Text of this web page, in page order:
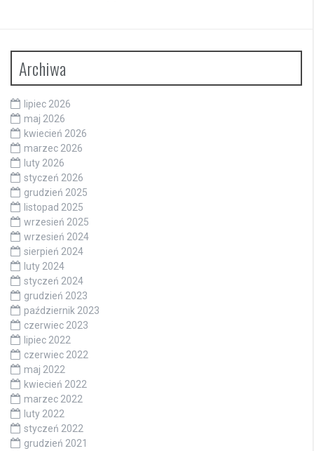
Archiwa
lipiec 2026
maj 2026
kwiecień 2026
marzec 2026
luty 2026
styczeń 2026
grudzień 2025
listopad 2025
wrzesień 2025
wrzesień 2024
sierpień 2024
luty 2024
styczeń 2024
grudzień 2023
październik 2023
czerwiec 2023
lipiec 2022
czerwiec 2022
maj 2022
kwiecień 2022
marzec 2022
luty 2022
styczeń 2022
grudzień 2021